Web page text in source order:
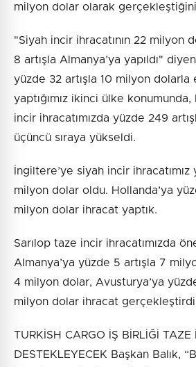
milyon dolar olarak
"Siyah incir ihracatının 22 milyon
8 artışla Almanya’ya yapıldı"
yüzde 32 artışla 10 milyon dolarla
yaptığımız ikinci ülke
incir ihracatımızda yüzde 249
üçüncü sıraya yükseldi.
İngiltere’ye siyah incir ihracatımız
milyon dolar oldu. Hollanda’ya
milyon dolar ihracat yaptık.
Sarılop taze incir ihracatımızda
Almanya’ya yüzde 5 artışla 7
4 milyon dolar, Avusturya’ya
milyon dolar ihracat
TURKİSH CARGO İŞ BİRLİĞİ TAZE
DESTEKLEYECEK Başkan Balık,